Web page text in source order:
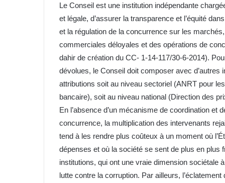
Le Conseil est une institution indépendante
et légale, d’assurer la transparence et l’équité
et la régulation de la concurrence sur les
commerciales déloyales et des opérations de
dahir de création du CC- 1-14-117/30-6-2014).
dévolues, le Conseil doit composer avec d’autres
attributions soit au niveau sectoriel (ANRT pour
bancaire), soit au niveau national (Direction des
En l’absence d’un mécanisme de coordination et
concurrence, la multiplication des intervenants
tend à les rendre plus coûteux à un moment où
dépenses et où la société se sent de plus en
institutions, qui ont une vraie dimension sociétale
lutte contre la corruption. Par ailleurs,